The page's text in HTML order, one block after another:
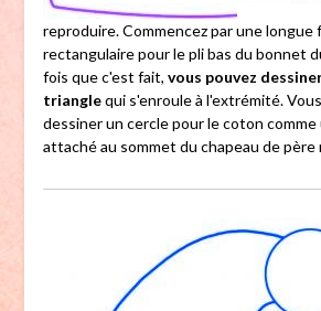
reproduire. Commencez par une longue
rectangulaire pour le pli bas du bonnet
fois que c'est fait, vous pouvez
trianglequi s'enroule à l'extrémité.
dessiner un cercle pour le coton comme
attaché au sommet du chapeau de père